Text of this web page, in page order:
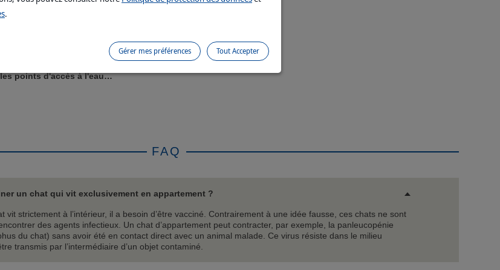
à s’abreuver dans une écuelle où l’eau a stagné
pour certains individus.La distribution d’eau par le biais
pour encourager la prise de boisson.D’autres astuces
à une eau aromatisée, le laisser boire au robinet,
points d'accès à l'eau…
FAQ
un chat qui vit exclusivement en appartement ?
vit strictement à l’intérieur, il a besoin d’être vacciné. Contrairement à une idée fausse, ces chats ne sont
des agents infectieux. Un chat d’appartement peut contracter, par exemple, la panleucopénie
du chat) sans avoir été en contact direct avec un animal malade. Ce virus résiste dans le milieu
transmis par l’intermédiaire d’un objet contaminé.
.
Tout Accepter
Gérer mes préférences